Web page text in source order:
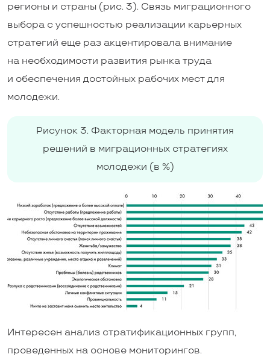
регионы и страны (рис. 3). Связь миграционного
выбора с успешностью реализации карьерных
стратегий еще раз акцентировала внимание
на необходимости развития рынка труда
и обеспечения достойных рабочих мест для
молодежи.
Рисунок 3. Факторная модель принятия
решений в миграционных стратегиях
молодежи (в %)
Интересен анализ стратификационных групп,
проведенных на основе мониторингов.